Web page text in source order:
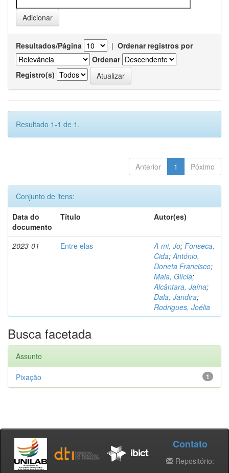
Resultados/Página | Ordenar registros por
Ordenar
Registro(s)
Resultado 1-1 de 1.
Anterior 1 Póximo
Conjunto de itens:
Data do
documento
Título Autor(es)
2023-01 Entre elas A-mi, Jo; Fonseca,
Cida;António,
Doneta Francisco;
Maia, Glícia;
Alcântara, Jaína;
Dala, Jandira;
Rodrigues, Joélia
Busca facetada
Assunto
1
Pixação
Contato
Repositório: